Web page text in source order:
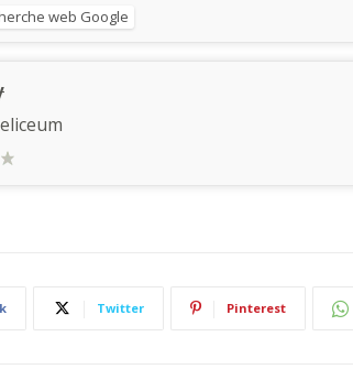
web Google
Twitter Pinterest